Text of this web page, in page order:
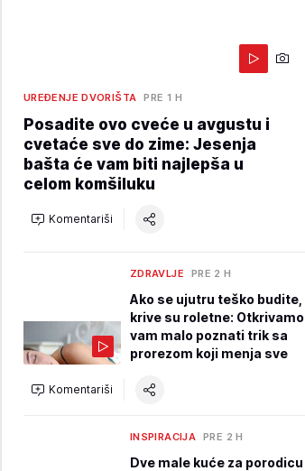
UREĐENJE DVORIŠTA PRE 1 H
Posadite ovo cveće u avgustu i
cvetaće sve do zime: Jesenja
bašta će vam biti najlepša u
celom komšiluku
Komentariši
ZDRAVLJE PRE 2 H
Ako se ujutru teško budite,
krive su roletne: Otkrivamo
vam malo poznati trik sa
prorezom koji menja sve
Komentariši
INSPIRACIJA PRE 2 H
Dve male kuće za porodicu